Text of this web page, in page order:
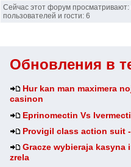
Обновления в
Hur kan man maximera
casinon
Eprinomectin Vs
Provigil class action suit
Gracze wybieraja kasyna
zrela
Сейчас этот форум просматривают:
пользователей и гости: 6